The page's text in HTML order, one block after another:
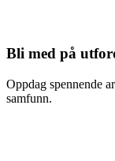
Bli med på
Oppdag spennende
samfunn.